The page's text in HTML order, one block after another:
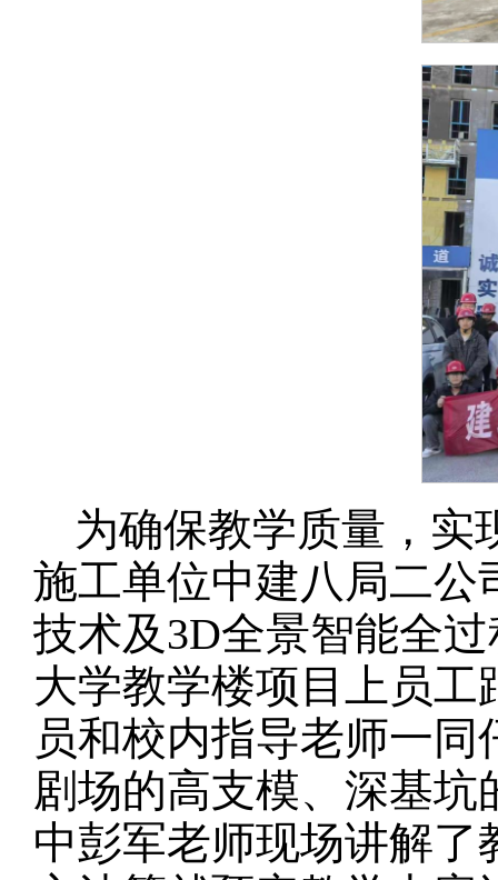
为确保教学质量，实
施工单位中建八局二公
技术及3D全景智能全
大学教学楼项目上员
员和校内指导老师一
剧场的高支模、深基
中彭军老师现场讲解